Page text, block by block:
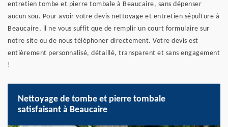
entretien tombe et pierre tombale à Beaucaire, sans dépenser
aucun sou. Pour avoir votre devis nettoyage et entretien sépulture à
Beaucaire, il ne vous suffit que de remplir un court formulaire sur
notre site ou de nous téléphoner directement. Votre devis est
entièrement personnalisé, détaillé, transparent et sans engagement
!
Nettoyage de tombe et pierre tombale
satisfaisant à Beaucaire